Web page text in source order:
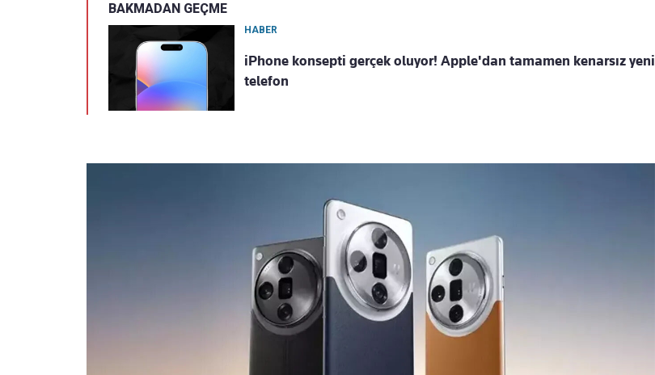
BAKMADAN GEÇME
HABER
iPhone konsepti gerçek oluyor! Apple'dan tamamen kenarsız yeni
telefon